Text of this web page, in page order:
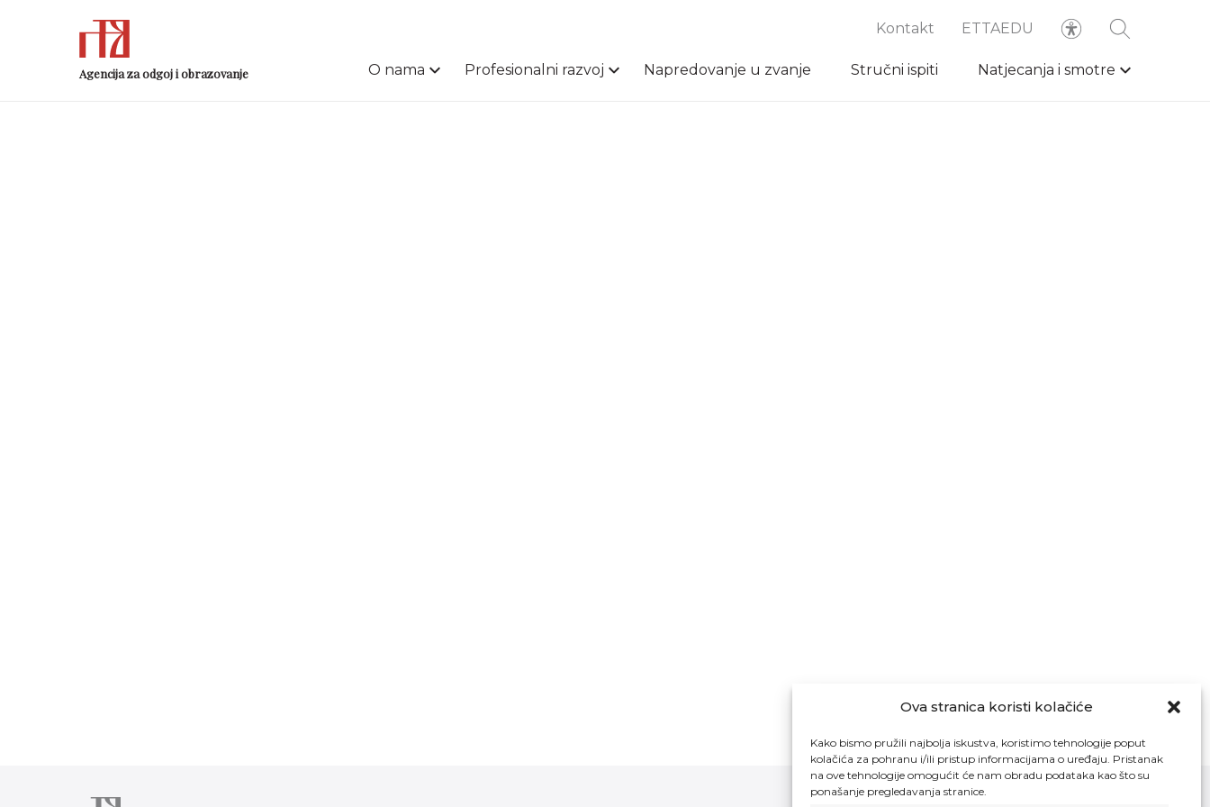
Ova stranica koristi kolačiće
Kako bismo pružili najbolja iskustva, koristimo tehnologije poput
kolačića za pohranu i/ili pristup informacijama o uređaju. Pristanak
na ove tehnologije omogućit će nam obradu podataka kao što su
ponašanje pregledavanja stranice.
Agencija za odgoj i obrazovanje
Kontakt ETTAEDU
O nama Profesionalni razvoj Napredovanje u zvanje Stručni ispiti Natjecanja i smotre